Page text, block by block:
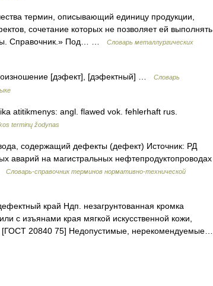
термин, описывающий единицу продукции,
сочетание которых не позволяет ей выполнять
Справочник.» Под… …
Словарь металлургических
[дэфект], [дэфектный] …
Словарь
atitikmenys: angl. flawed vok. fehlerhaft rus.
terminų žodynas
содержащий дефекты (дефект) Источник: РД
аварий на магистральных нефтепродуктопроводах
Словарь-справочник терминов нормативно-технической
край Ндп. незагрунтованная кромка
с изъянами края мягкой искусственной кожи,
20840 75] Недопустимые, нерекомендуемые…